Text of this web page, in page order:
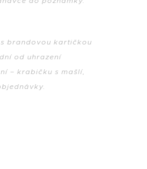
brandovou kartičkou
od uhrazení
– krabičku s mašlí,